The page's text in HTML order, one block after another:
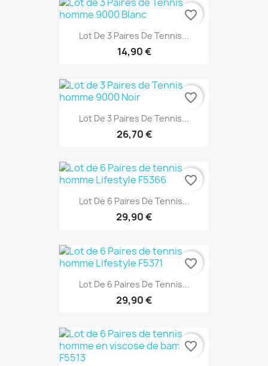
Lot De 3 Paires De Tennis...
14,90 €
favorite_border
Lot De 3 Paires De Tennis...
26,70 €
favorite_border
Lot De 6 Paires De Tennis...
29,90 €
favorite_border
Lot De 6 Paires De Tennis...
29,90 €
favorite_border
favorite_border